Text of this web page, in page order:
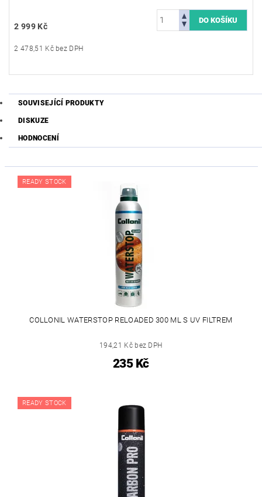
2 999 Kč
2 478,51 Kč bez DPH
SOUVISEJÍCÍ PRODUKTY
DISKUZE
HODNOCENÍ
READY STOCK
COLLONIL WATERSTOP RELOADED 300 ML S UV FILTREM
194,21 Kč bez DPH
235 Kč
READY STOCK